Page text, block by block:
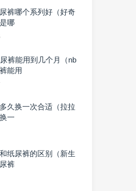
裤哪个系列好（好奇
哪
裤能用到几个月（nb
能用
久换一次合适（拉拉
一
纸尿裤的区别（新生
裤